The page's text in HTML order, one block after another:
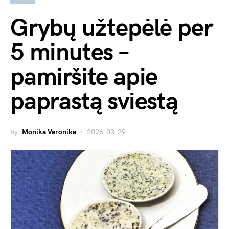
Grybų užtepėlė per
5 minutes –
pamiršite apie
paprastą sviestą
by Monika Veronika 2026-03-29